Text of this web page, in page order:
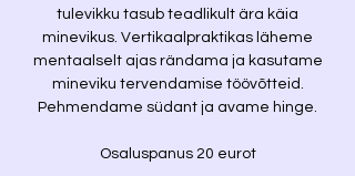
tulevikku tasub teadlikult ära käia
minevikus. Vertikaalpraktikas läheme
mentaalselt ajas rändama ja kasutame
mineviku tervendamise töövõtteid.
Pehmendame südant ja avame hinge.
Osaluspanus 20 eurot